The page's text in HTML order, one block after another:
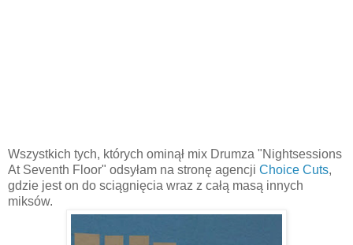
Wszystkich tych, których ominął mix Drumza "Nightsessions
At Seventh Floor" odsyłam na stronę agencji Choice Cuts,
gdzie jest on do sciągnięcia wraz z całą masą innych
miksów.